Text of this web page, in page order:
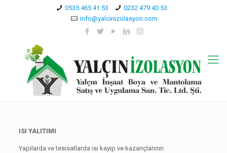
0535 465 41 53
0232 479 40 53
info@yalcinizolasyon.com
ISI YALITIMI
Yapılarda ve tesisatlarda ısı kayıp ve kazançlarının